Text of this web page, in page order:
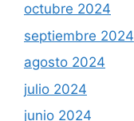
octubre 2024
septiembre 2024
agosto 2024
julio 2024
junio 2024